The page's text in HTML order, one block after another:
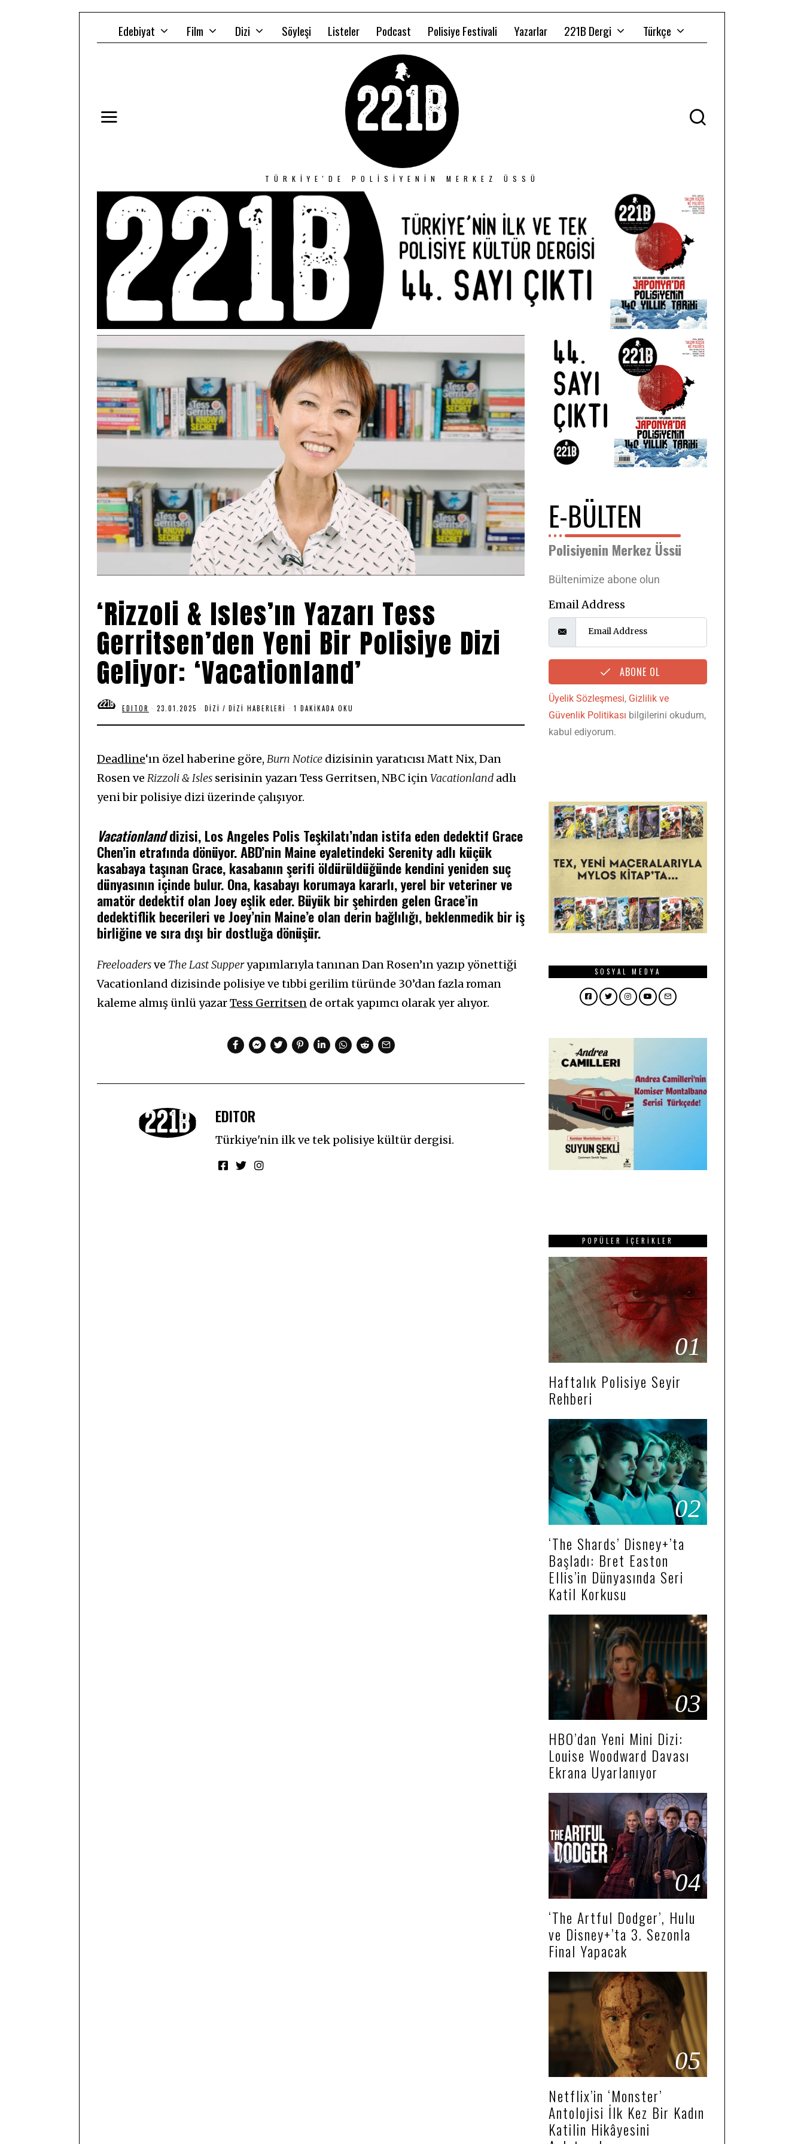
Edebiyat Film Dizi Söyleşi Listeler Podcast Polisiye Festivali Yazarlar 221B Dergi Türkçe
TÜRKIYE'DE POLISIYENIN MERKEZ ÜSSÜ
‘Rizzoli & Isles’ın Yazarı Tess
Gerritsen’den Yeni Bir Polisiye Dizi
Geliyor: ‘Vacationland’
EDITOR 23.01.2025 2
.
.
2
0
2
DIZI / DIZI HABERLERI 1 DAKIKADA OKU
Deadline‘ın özel haberine göre, Burn Notice dizisinin yaratıcısı Matt Nix, Dan
Rosen ve Rizzoli & Isles serisinin yazarı Tess Gerritsen, NBC içinVacationland adlı
yeni bir polisiye dizi üzerinde çalışıyor.
Vacationlanddizisi, Los Angeles Polis Teşkilatı’ndan istifa eden dedektif Grace
Chen’in etrafında dönüyor. ABD’nin Maine eyaletindeki Serenity adlı küçük
kasabaya taşınan Grace, kasabanın şerifi öldürüldüğünde kendini yeniden suç
dünyasının içinde bulur. Ona, kasabayı korumaya kararlı, yerel bir veteriner ve
amatör dedektif olan Joey eşlik eder. Büyük bir şehirden gelen Grace’in
dedektiflik becerileri ve Joey’nin Maine’e olan derin bağlılığı, beklenmedik bir iş
birliğine ve sıra dışı bir dostluğa dönüşür.
Freeloadersve The Last Supperyapımlarıyla tanınan Dan Rosen’ın yazıp yönettiği
Vacationland dizisinde polisiye ve tıbbi gerilim türünde 30’dan fazla roman
kaleme almış ünlü yazarTess Gerritsen de ortak yapımcı olarak yer alıyor.
EDITOR
Türkiye'nin ilk ve tek polisiye kültür dergisi.
E-BÜLTEN
Polisiyenin Merkez Üssü
Bültenimize abone olun
Email Address
ABONE OL
Üyelik Sözleşmesi, Gizlilik ve
Güvenlik Politikası bilgilerini okudum,
kabul ediyorum.
SOSYAL MEDYA
Facebook
TwitterInstagram
YouTube
Email
POPÜLER İÇERIKLER
01
Haftalık Polisiye Seyir
Rehberi
02
‘The Shards’ Disney+’ta
Başladı: Bret Easton
Ellis’in Dünyasında Seri
Katil Korkusu
03
HBO’dan Yeni Mini Dizi:
Louise Woodward Davası
Ekrana Uyarlanıyor
04
‘The Artful Dodger’, Hulu
ve Disney+’ta 3. Sezonla
Final Yapacak
05
Netflix’in ‘Monster’
Antolojisi İlk Kez Bir Kadın
Katilin Hikâyesini